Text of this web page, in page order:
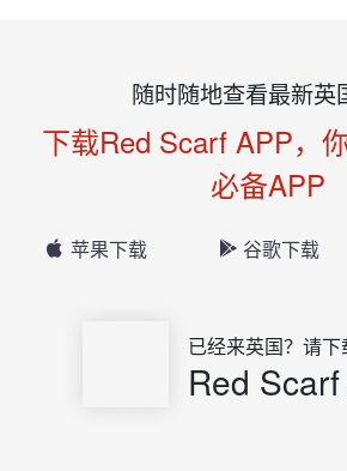
随时随地查看最新英
下载Red Scarf APP，
必备APP
苹果下载 谷歌下载
已经来英国？请下
Red